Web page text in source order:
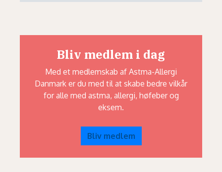
Bliv medlem i dag
Med et medlemskab af Astma-Allergi
Danmark er du med til at skabe bedre vilkår
for alle med astma, allergi, høfeber og
eksem.
Bliv medlem